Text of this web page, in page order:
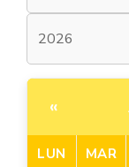
«
LUN MAR